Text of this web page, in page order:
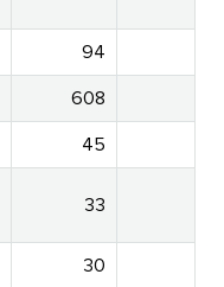
94​​
608​​
45​​
33​​
30​​